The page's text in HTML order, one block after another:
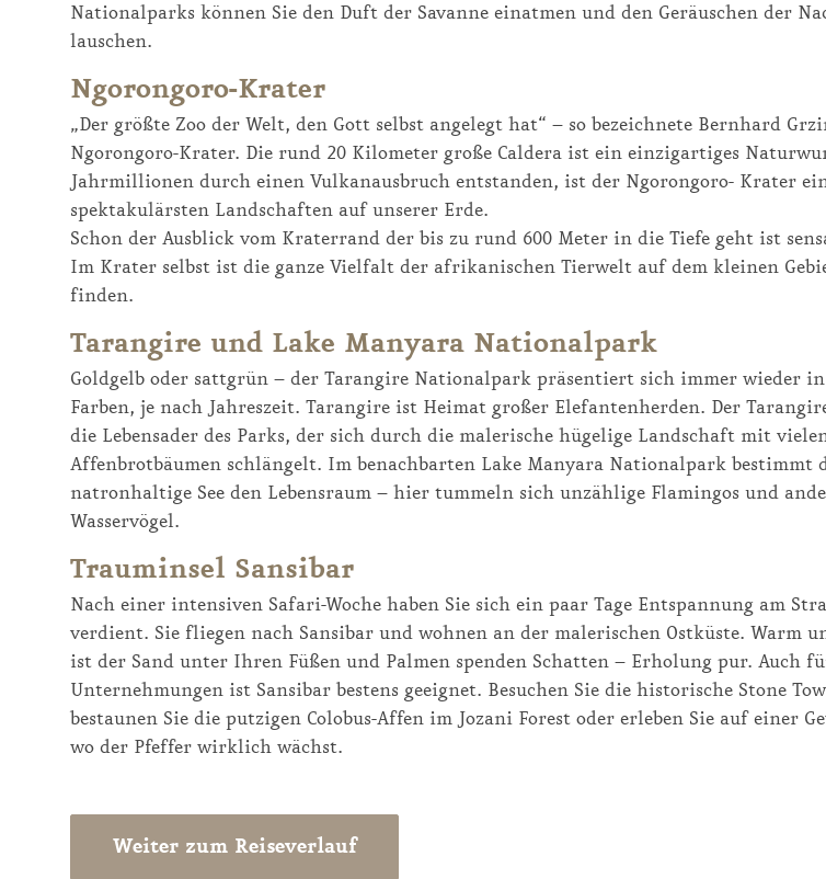
Nationalparks können Sie den Duft der Savanne einatmen und den Geräuschen der
lauschen.
Ngorongoro-Krater
„Der größte Zoo der Welt, den Gott selbst angelegt hat“ – so bezeichnete Bernhard
Ngorongoro-Krater. Die rund 20 Kilometer große Caldera ist ein einzigartiges
Jahrmillionen durch einen Vulkanausbruch entstanden, ist der Ngorongoro- Krater
spektakulärsten Landschaften auf unserer Erde.
Schon der Ausblick vom Kraterrand der bis zu rund 600 Meter in die Tiefe geht ist
Im Krater selbst ist die ganze Vielfalt der afrikanischen Tierwelt auf dem kleinen
finden.
Tarangire und Lake Manyara Nationalpark
Goldgelb oder sattgrün – der Tarangire Nationalpark präsentiert sich immer wieder
Farben, je nach Jahreszeit. Tarangire ist Heimat großer Elefantenherden. Der
die Lebensader des Parks, der sich durch die malerische hügelige Landschaft mit
Affenbrotbäumen schlängelt. Im benachbarten Lake Manyara Nationalpark bestimmt
natronhaltige See den Lebensraum – hier tummeln sich unzählige Flamingos und
Wasservögel.
Trauminsel Sansibar
Nach einer intensiven Safari-Woche haben Sie sich ein paar Tage Entspannung am
verdient. Sie fliegen nach Sansibar und wohnen an der malerischen Ostküste. Warm
ist der Sand unter Ihren Füßen und Palmen spenden Schatten – Erholung pur. Auch
Unternehmungen ist Sansibar bestens geeignet. Besuchen Sie die historische Stone
bestaunen Sie die putzigen Colobus-Affen im Jozani Forest oder erleben Sie auf einer
wo der Pfeffer wirklich wächst.
Weiter zum Reiseverlauf